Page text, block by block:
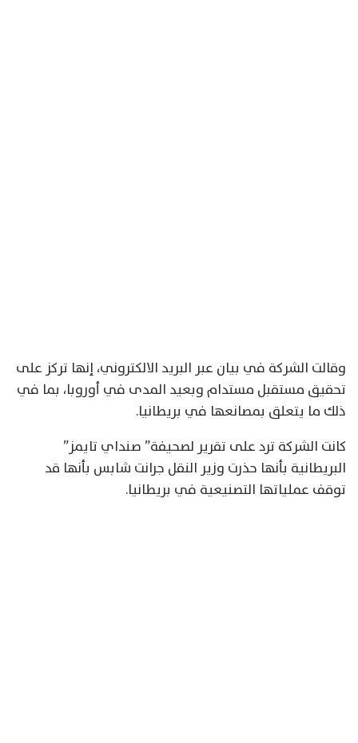
وقالت الشركة في بيان عبر البريد الالكتروني، إنها تركز على
تحقيق مستقبل مستدام وبعيد المدى في أوروبا، بما في
ذلك ما يتعلق بمصانعها في بريطانيا.
كانت الشركة ترد على تقرير لصحيفة” صنداي تايمز”
البريطانية بأنها حذرت وزير النقل جرانت شابس بأنها قد
توقف عملياتها التصنيعية في بريطانيا.